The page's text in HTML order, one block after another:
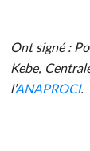
Ont signé :
Kebe,
l’ANAPROCI.